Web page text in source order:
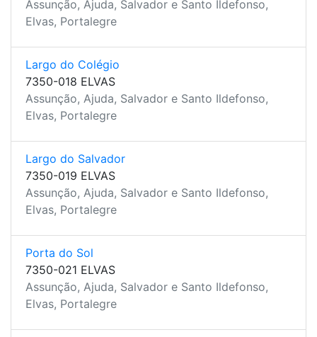
Assunção, Ajuda, Salvador e Santo Ildefonso,
Elvas, Portalegre
Largo do Colégio
7350-018 ELVAS
Assunção, Ajuda, Salvador e Santo Ildefonso,
Elvas, Portalegre
Largo do Salvador
7350-019 ELVAS
Assunção, Ajuda, Salvador e Santo Ildefonso,
Elvas, Portalegre
Porta do Sol
7350-021 ELVAS
Assunção, Ajuda, Salvador e Santo Ildefonso,
Elvas, Portalegre